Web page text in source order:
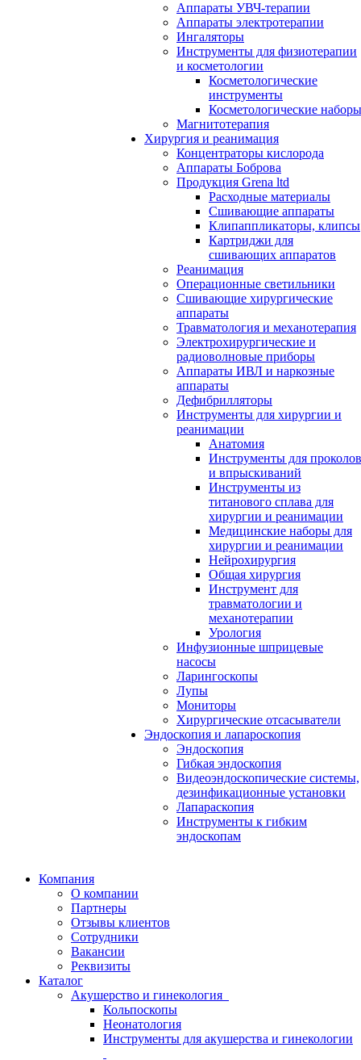
Аппараты УВЧ-терапии
Аппараты электротерапии
Ингаляторы
Инструменты для физиотерапии
и косметологии
Косметологические
инструменты
Косметологические наборы
Магнитотерапия
Хирургия и реанимация
Концентраторы кислорода
Аппараты Боброва
Продукция Grena ltd
Расходные материалы
Сшивающие аппараты
Клипаппликаторы, клипсы
Картриджи для
сшивающих аппаратов
Реанимация
Операционные светильники
Сшивающие хирургические
аппараты
Травматология и механотерапия
Электрохирургические и
радиоволновые приборы
Аппараты ИВЛ и наркозные
аппараты
Дефибрилляторы
Инструменты для хирургии и
реанимации
Анатомия
Инструменты для проколов
и впрыскиваний
Инструменты из
титанового сплава для
хирургии и реанимации
Медицинские наборы для
хирургии и реанимации
Нейрохирургия
Общая хирургия
Инструмент для
травматологии и
механотерапии
Урология
Инфузионные шприцевые
насосы
Ларингоскопы
Лупы
Мониторы
Хирургические отсасыватели
Эндоскопия и лапароскопия
Эндоскопия
Гибкая эндоскопия
Видеоэндоскопические системы,
дезинфикационные установки
Лапараскопия
Инструменты к гибким
эндоскопам
Компания
О компании
Партнеры
Отзывы клиентов
Сотрудники
Вакансии
Реквизиты
Каталог
Акушерство и гинекология
Кольпоскопы
Неонатология
Инструменты для акушерства и гинекологии